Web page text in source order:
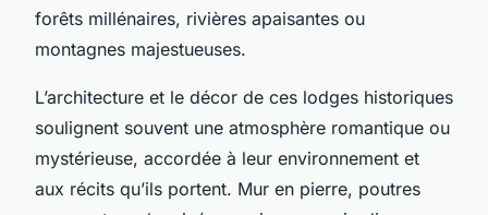
forêts millénaires, rivières apaisantes ou
montagnes majestueuses.
L’architecture et le décor de ces lodges historiques
soulignent souvent une atmosphère romantique ou
mystérieuse, accordée à leur environnement et
aux récits qu’ils portent. Mur en pierre, poutres